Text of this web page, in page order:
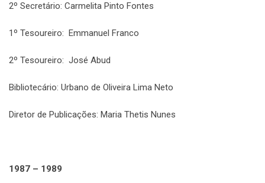
2º Secretário: Carmelita Pinto Fontes
1º Tesoureiro: Emmanuel Franco
2º Tesoureiro: José Abud
Bibliotecário: Urbano de Oliveira Lima Neto
Diretor de Publicações: Maria Thetis Nunes
1987 – 1989